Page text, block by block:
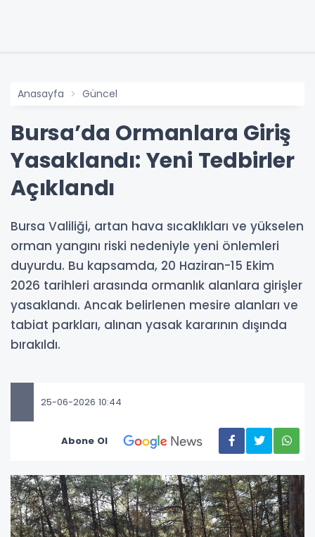
Anasayfa Güncel
Bursa’da Ormanlara Giriş
Yasaklandı: Yeni Tedbirler
Açıklandı
Bursa Valiliği, artan hava sıcaklıkları ve yükselen
orman yangını riski nedeniyle yeni önlemleri
duyurdu. Bu kapsamda, 20 Haziran-15 Ekim
2026 tarihleri arasında ormanlık alanlara girişler
yasaklandı. Ancak belirlenen mesire alanları ve
tabiat parkları, alınan yasak kararının dışında
bırakıldı.
25-06-2026 10:44
Abone Ol